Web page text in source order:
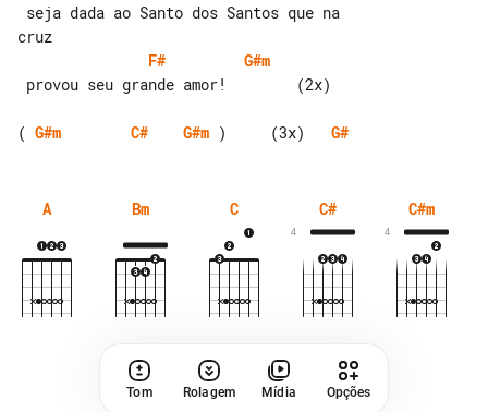
F#
G#m
( G#m C# G#m )     (3x) G#
A Bm C C#
4
C#m
4
Tom Rolagem Mídia Opções